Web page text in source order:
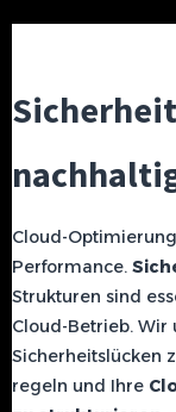
Cloud-
Performance.
Strukturen sind
Cloud-Betrieb. Wir
Sicherheitslücken
regeln und Ihre